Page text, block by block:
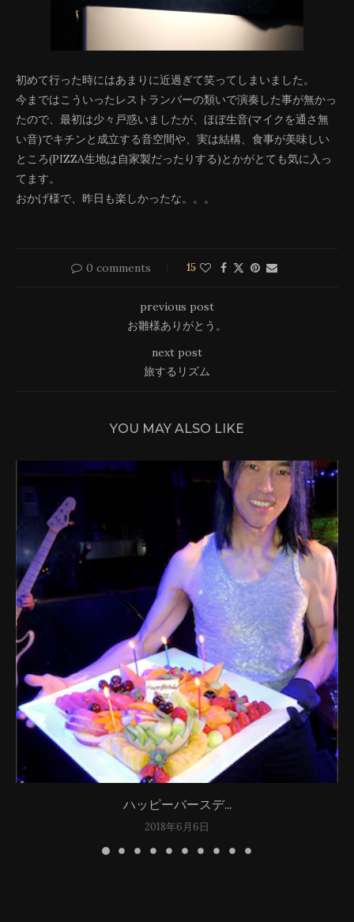
初めて行った時にはあまりに近過ぎて笑ってしまいました。
今まではこういったレストランバーの類いで演奏した事が無かっ
たので、最初は少々戸惑いましたが、ほぼ生音(マイクを通さ無
い音)でキチンと成立する音空間や、実は結構、食事が美味しい
ところ(PIZZA生地は自家製だったりする)とかがとても気に入っ
てます。
おかげ様で、昨日も楽しかったな。。。
0 comments 15
previous post
お雛様ありがとう。
next post
旅するリズム
YOU MAY ALSO LIKE
ハッピーバースデ...
2018年6月6日